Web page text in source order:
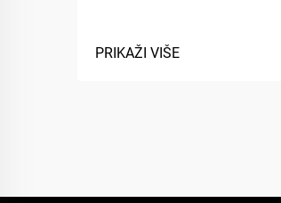
PRIKAŽI VIŠE